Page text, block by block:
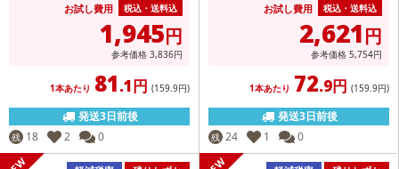
お試し費用 税込・送料込
1,945円
参考価格 3,836円
1本あたり 81.1円 (159.9円)
発送3日前後
残 18 2 0
お試し費用 税込・送料込
2,621円
参考価格 5,754円
1本あたり 72.9円 (159.9円)
発送3日前後
残 24 1 0